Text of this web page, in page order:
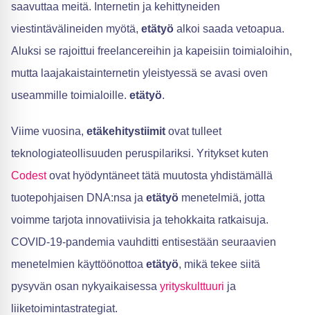
saavuttaa meitä. Internetin ja kehittyneiden
viestintävälineiden myötä, etätyö alkoi saada vetoapua.
Aluksi se rajoittui freelancereihin ja kapeisiin toimialoihin,
mutta laajakaistainternetin yleistyessä se avasi oven
useammille toimialoille. etätyö.
Viime vuosina, etäkehitystiimit ovat tulleet
teknologiateollisuuden peruspilariksi. Yritykset kuten
Codestovat hyödyntäneet tätä muutosta yhdistämällä
tuotepohjaisen DNA:nsa ja etätyö menetelmiä, jotta
voimme tarjota innovatiivisia ja tehokkaita ratkaisuja.
COVID-19-pandemia vauhditti entisestään seuraavien
menetelmien käyttöönottoa etätyö, mikä tekee siitä
pysyvän osan nykyaikaisessa yrityskulttuuri ja
liiketoimintastrategiat.